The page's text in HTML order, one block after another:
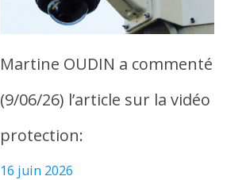
Martine OUDIN a commenté
(9/06/26) l’article sur la vidéo
protection:
16 juin 2026